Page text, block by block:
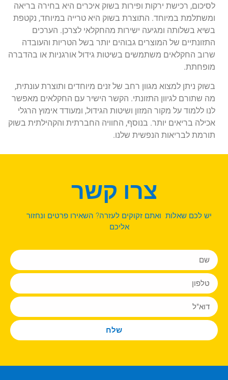
לסיכום, רכישת ירקות ופירות בשוק איכרים היא בחירה בריאה
ומשתלמת במיוחד. התוצרת בשוק היא טרייה במיוחד, נקטפת
בשיא בשלותה ומגיעה ישירות מהחקלאי לצרכן. הערכים
התזונתיים של המוצרים גבוהים יותר בשל הטריות והעובדה
שרוב החקלאים משתמשים בשיטות גידול אורגניות או בהדברה
מופחתת.
בשוק ניתן למצוא מגוון רחב של זנים מיוחדים ותוצרת עונתית,
מה שתורם לגיוון התזונתי. הקשר הישיר עם החקלאים מאפשר
לנו ללמוד על מקור המזון ושיטות הגידול, ומעודד אימוץ הרגלי
אכילה בריאים יותר. בנוסף, החוויה החברתית והקהילתית בשוק
תורמת לבריאות הנפשית שלנו.
צרו קשר
יש לכם שאלות ואתם זקוקים לעזרה? השאירו פרטים ונחזור
אליכם
שלח